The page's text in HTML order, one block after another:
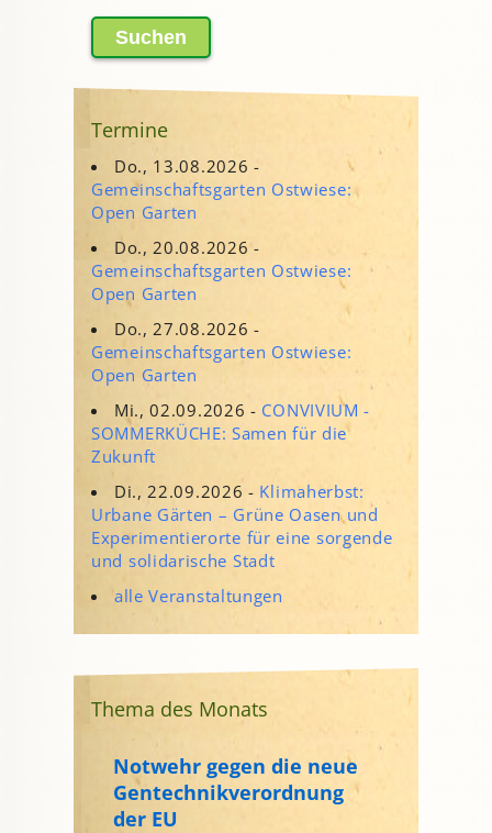
nach:
Termine
Do., 13.08.2026 -
Gemeinschaftsgarten Ostwiese:
Open Garten
Do., 20.08.2026 -
Gemeinschaftsgarten Ostwiese:
Open Garten
Do., 27.08.2026 -
Gemeinschaftsgarten Ostwiese:
Open Garten
Mi., 02.09.2026 - CONVIVIUM -
SOMMERKÜCHE: Samen für die
Zukunft
Di., 22.09.2026 - Klimaherbst:
Urbane Gärten – Grüne Oasen und
Experimentierorte für eine sorgende
und solidarische Stadt
alle Veranstaltungen
Thema des Monats
Notwehr gegen die neue
Gentechnikverordnung
der EU